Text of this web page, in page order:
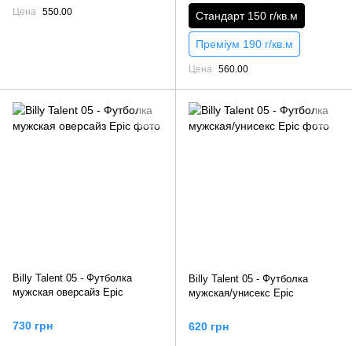
Цена 550.00 Стандарт 150 г/кв.м
Преміум 190 г/кв.м
Цена 560.00
Billy Talent 05 - Футболка
мужская оверсайз Epic
730 грн
Billy Talent 05 - Футболка
мужская/унисекс Epic
620 грн